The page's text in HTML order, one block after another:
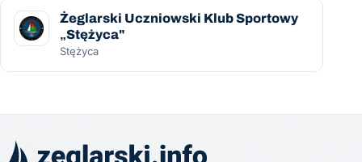
Żeglarski Uczniowski Klub Sportowy
„Stężyca"
Stężyca